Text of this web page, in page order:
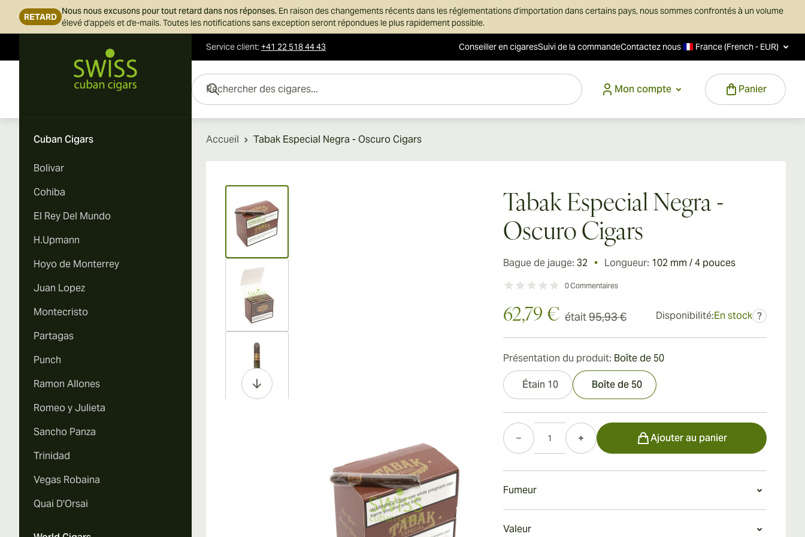
RETARD
Nous nous excusons pour tout retard dans nos réponses. En raison des changements récents dans les réglementations d'importation dans certains pays, nous sommes confrontés à un volume
élevé d'appels et d'e-mails. Toutes les notifications sans exception seront répondues le plus rapidement possible.
Service client:+41 22 518 44 43 Conseiller en cigaresSuivi de la commandeContactez nous France (French - EUR)
Mon compte
Panier
Rechercher des cigares...
Cuban Cigars
Bolivar
Cohiba
El Rey Del Mundo
H.Upmann
Hoyo de Monterrey
Juan Lopez
Montecristo
Partagas
Punch
Ramon Allones
Romeo y Julieta
Sancho Panza
Trinidad
Vegas Robaina
Quai D'Orsai
Accueil Tabak Especial Negra - Oscuro Cigars
View larger image
View larger image
View larger image
Tabak Especial Negra -
Oscuro Cigars
Bague de jauge: 32 Longueur: 102 mm / 4 pouces
0Commentaires
62,79 € était95,93 € Disponibilité:En stock ?
Présentation du produit: Boîte de 50
Étain 10 Boîte de 50
Quantité
Ajouter au panier
Fumeur
Valeur